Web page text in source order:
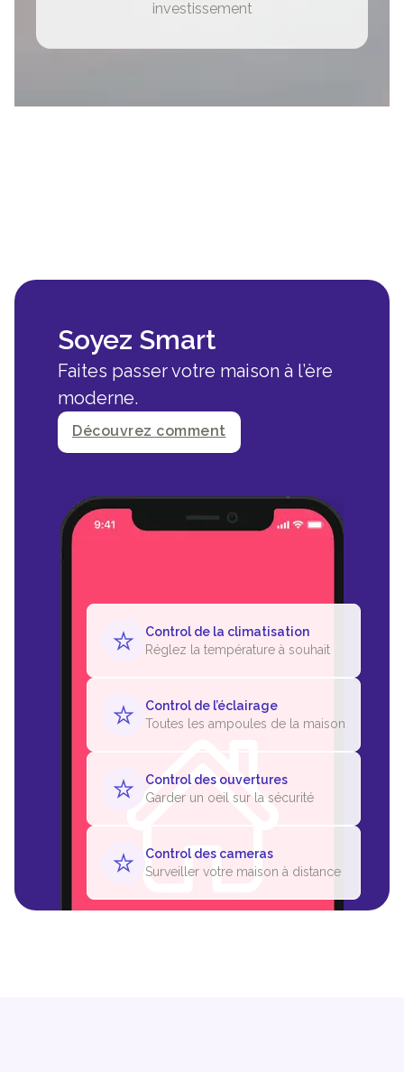
investissement
Soyez Smart
Faites passer votre maison à l’ère
moderne.
Découvrez comment
Control de la climatisation
Réglez la température à souhait
Control de l’éclairage
Toutes les ampoules de la maison
Control des ouvertures
Garder un oeil sur la sécurité
Control des cameras
Surveiller votre maison à distance